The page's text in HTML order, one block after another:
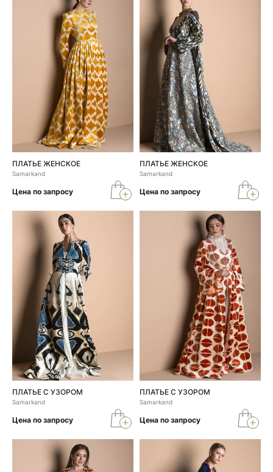
ПЛАТЬЕ ЖЕНСКОЕ
Samarkand
Цена по запросу
ПЛАТЬЕ ЖЕНСКОЕ
Samarkand
Цена по запросу
ПЛАТЬЕ С УЗОРОМ
Samarkand
Цена по запросу
ПЛАТЬЕ С УЗОРОМ
Samarkand
Цена по запросу